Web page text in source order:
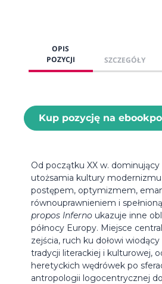
OPIS
POZYCJI
SZCZEGÓŁY
Kup pozycję na
Od początku XX w.
utożsamia kultury
postępem, optymizmem,
równouprawnieniem i
propos Inferno ukazuje inne
północy Europy. Miejsce
zejścia, ruch ku dołowi
tradycji literackiej i kulturowej,
heretyckich wędrówek po
antropologii logocentrycznej